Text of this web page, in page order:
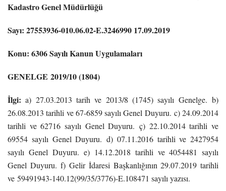
Kadastro Genel Müdürlüğü
Sayı: 27553936-010.06.02-E.3246990 17.09.2019
Konu: 6306 Sayılı Kanun Uygulamaları
GENELGE 2019/10 (1804)
İlgi: a) 27.03.2013 tarih ve 2013/8 (1745) sayılı Genelge. b)
26.08.2013 tarihli ve 67-6859 sayılı Genel Duyuru. c) 24.09.2014
tarihli ve 62716 sayılı Genel Duyuru. ç) 22.10.2014 tarihli ve
69554 sayılı Genel Duyuru. d) 07.11.2016 tarihli ve 2427954
sayılı Genel Duyuru.e) 14.12.2018 tarihli ve 4054481 sayılı
Genel Duyuru.f) Gelir İdaresi Başkanlığının 29.07.2019 tarihli
ve 59491943-140.12(99/35/3776)-E.108471 sayılı yazısı.